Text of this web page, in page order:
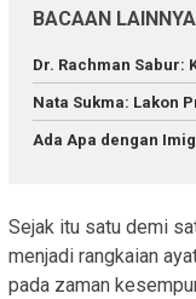
BACAAN LAINNYA
Dr. Rachman Sabur:
Nata Sukma: Lakon
Ada Apa dengan
Sejak itu satu demi
menjadi rangkaian
pada zaman